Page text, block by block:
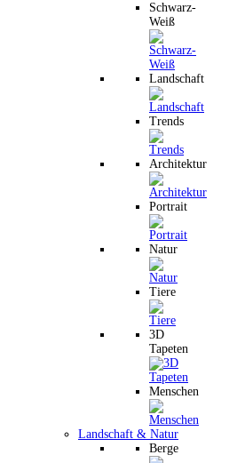
Schwarz-
Weiß
Landschaft
Trends
Architektur
Portrait
Natur
Tiere
3D
Tapeten
Menschen
Landschaft & Natur
Berge